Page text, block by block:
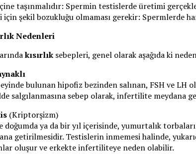
taşınmalıdır: Spermin testislerde üretimi
şekil bozukluğu olmaması gerekir: Spermlerde
Nedenleri
kısırlık sebepleri, genel olarak aşağıda ki
bulunan hipofiz bezinden salınan, FSH ve
salgılanmasına sebep olarak, infertilite meydana
(Kriptorşizm)
doğumda ya da bir yıl içerisinde, yumurtalık
getirilmesidir. Testislerin inmemesi halinde,
oluşur ve erkekte infertiliteye neden olabilir.